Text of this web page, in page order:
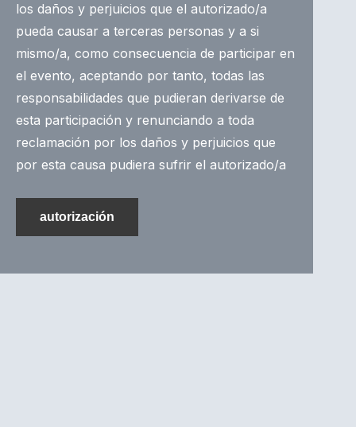
los daños y perjuicios que el autorizado/a
pueda causar a terceras personas y a si
mismo/a, como consecuencia de participar en
el evento, aceptando por tanto, todas las
responsabilidades que pudieran derivarse de
esta participación y renunciando a toda
reclamación por los daños y perjuicios que
por esta causa pudiera sufrir el autorizado/a
autorización